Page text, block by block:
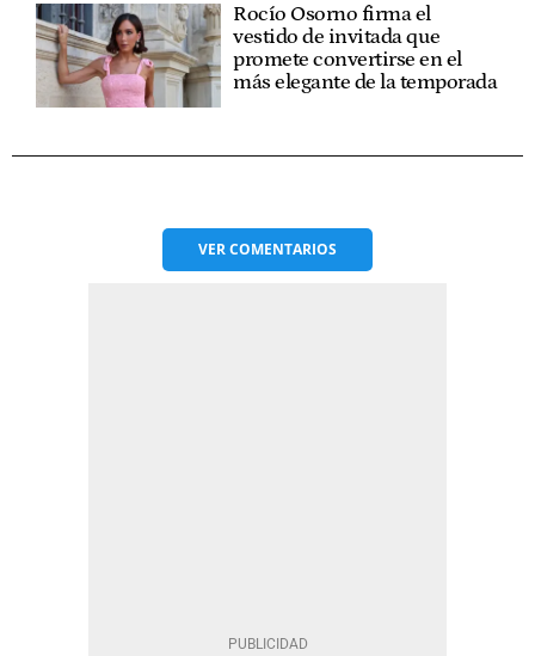
Rocío Osorno firma el
vestido de invitada que
promete convertirse en el
más elegante de la temporada
VERCOMENTARIOS